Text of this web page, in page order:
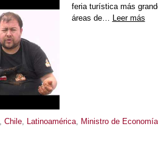
feria turística más
áreas de… Leer más
Chile, Latinoamérica, Ministro de Economía,